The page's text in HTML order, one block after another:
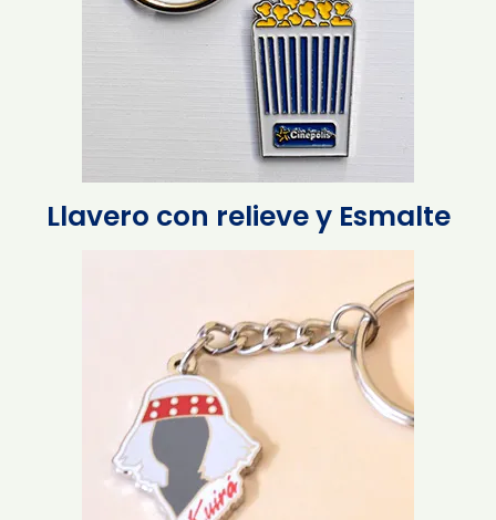
Llavero con relieve y Esmalte